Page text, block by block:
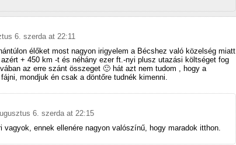
6. szerda at 22:11
élőket most nagyon irigyelem a Bécshez való közelség miatt
+ 450 km -t és néhány ezer ft.-nyi plusz utazási költséget fog
az erre szánt összeget 🙂 hát azt nem tudom , hogy a
mondjuk én csak a döntőre tudnék kimenni.
6. szerda at 22:15
vagyok, ennek ellenére nagyon valószínű, hogy maradok itthon.